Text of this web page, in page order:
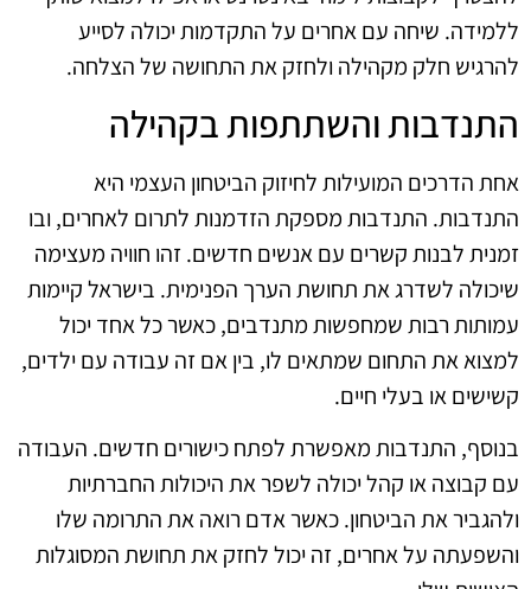
ללמידה. שיחה עם אחרים על התקדמות יכולה לסייע
להרגיש חלק מקהילה ולחזק את התחושה של הצלחה.
התנדבות והשתתפות בקהילה
אחת הדרכים המועילות לחיזוק הביטחון העצמי היא
התנדבות. התנדבות מספקת הזדמנות לתרום לאחרים, ובו
זמנית לבנות קשרים עם אנשים חדשים. זהו חוויה מעצימה
שיכולה לשדרג את תחושת הערך הפנימית. בישראל קיימות
עמותות רבות שמחפשות מתנדבים, כאשר כל אחד יכול
למצוא את התחום שמתאים לו, בין אם זה עבודה עם ילדים,
קשישים או בעלי חיים.
בנוסף, התנדבות מאפשרת לפתח כישורים חדשים. העבודה
עם קבוצה או קהל יכולה לשפר את היכולות החברתיות
ולהגביר את הביטחון. כאשר אדם רואה את התרומה שלו
והשפעתה על אחרים, זה יכול לחזק את תחושת המסוגלות